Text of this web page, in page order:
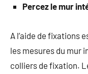
Percez le mur
A l’aide de fixations
les mesures du mur
colliers de fixation.